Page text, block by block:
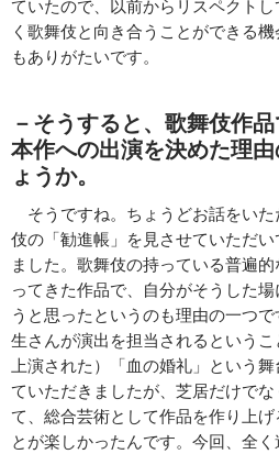
ていたので、以前からリスペクト
く歌舞伎と向き合うことができる
もありがたいです。
－そうすると、歌舞伎作
本作への出演を決めた理
ょうか。
そうですね。ちょうどお話をい
伎の「勧進帳」を見させていただ
ました。歌舞伎の持っている普遍
ってきた作品で、自分がそうした
うと思ったというのも理由の一つ
生さんが演出を担当されるという
上演された）「血の婚礼」という
ていただきましたが、芝居だけで
て、総合芸術として作品を作り上
とが楽しかったんです。今回、全